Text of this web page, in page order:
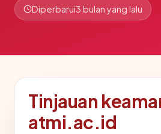
Diperbarui3 bulan yang lalu
Tinjauan
atmi.ac.id